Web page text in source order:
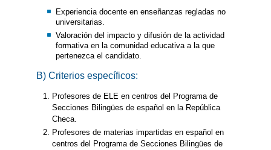
Experiencia docente en enseñanzas regladas no
universitarias.
Valoración del impacto y difusión de la actividad
formativa en la comunidad educativa a la que
pertenezca el candidato.
B) Criterios específicos:
Profesores de ELE en centros del Programa de
Secciones Bilingües de español en la República
Checa.
Profesores de materias impartidas en español en
centros del Programa de Secciones Bilingües de